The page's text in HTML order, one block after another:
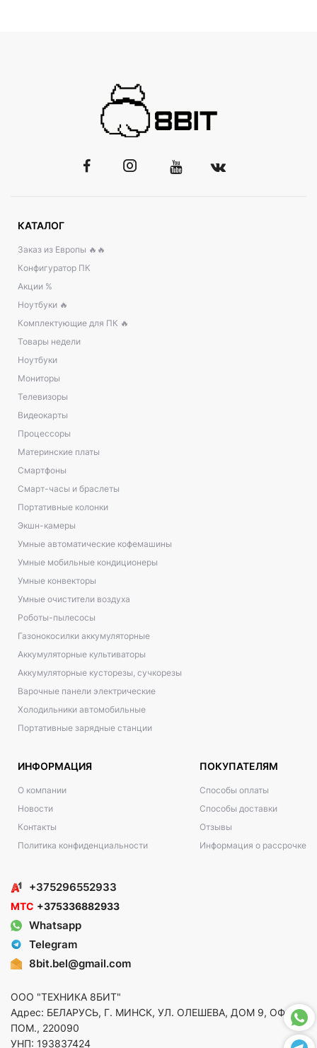
КАТАЛОГ
Заказ из Европы 🔥🔥
Конфигуратор ПК
Акции %
Ноутбуки 🔥
Комплектующие для ПК 🔥
Товары недели
Ноутбуки
Мониторы
Телевизоры
Видеокарты
Процессоры
Материнские платы
Смартфоны
Смарт-часы и браслеты
Портативные колонки
Экшн-камеры
Умные автоматические кофемашины
Умные мобильные кондиционеры
Умные конвекторы
Умные очистители воздуха
Роботы-пылесосы
Газонокосилки аккумуляторные
Аккумуляторные культиваторы
Аккумуляторные кусторезы, сучкорезы
Варочные панели электрические
Холодильники автомобильные
Портативные зарядные станции
ИНФОРМАЦИЯ
О компании
Новости
Контакты
Политика конфиденциальности
ПОКУПАТЕЛЯМ
Способы оплаты
Способы доставки
Отзывы
Информация о рассрочке
+375296552933
МТС +375336882933
Whatsapp
Telegram
8bit.bel@gmail.com
ООО "ТЕХНИКА 8БИТ"
Адрес: БЕЛАРУСЬ, Г. МИНСК, УЛ. ОЛЕШЕВА, ДОМ 9, ОФ. 5,
ПОМ., 220090
УНП: 193837424